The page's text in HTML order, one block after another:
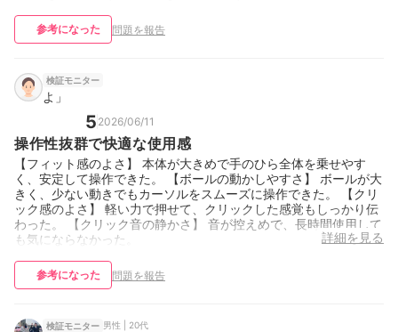
く、静かな環境で使っても問題になる様な音ではないと感じた。
参考になった 問題を報告
検証モニター
よ」
5 2026/06/11
操作性抜群で快適な使用感
【フィット感のよさ】 本体が大きめで手のひら全体を乗せやす
く、安定して操作できた。 【ボールの動かしやすさ】 ボールが大
きく、少ない動きでもカーソルをスムーズに操作できた。 【クリ
ック感のよさ】 軽い力で押せて、クリックした感覚もしっかり伝
わった。 【クリック音の静かさ】 音が控えめで、長時間使用して
も気にならなかった。
詳細を見る
参考になった 問題を報告
検証モニター 男性 | 20代